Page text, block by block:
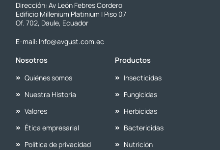
Dirección: Av León Febres Cordero
Edificio Millenium Platinium I Piso 07
Of. 702, Daule, Ecuador
E-mail: Info@avgust.com.ec
Nosotros
Quiénes somos
Nuestra Historia
Valores
Ética empresarial
Política de privacidad
Productos
Insecticidas
Fungicidas
Herbicidas
Bactericidas
Nutrición